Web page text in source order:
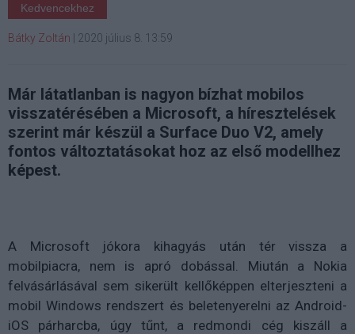
Kedvencekhez
Bátky Zoltán 2020 július 8. 13:59
Már látatlanban is nagyon bízhat mobilos
visszatérésében a Microsoft, a híresztelések
szerint már készül a Surface Duo V2, amely
fontos változtatásokat hoz az első modellhez
képest.
A Microsoft jókora kihagyás után tér vissza a
mobilpiacra, nem is apró dobással. Miután a Nokia
felvásárlásával sem sikerült kellőképpen elterjeszteni a
mobil Windows rendszert és beletenyerelni az Android-
iOS párharcba, úgy tűnt, a redmondi cég kiszáll a